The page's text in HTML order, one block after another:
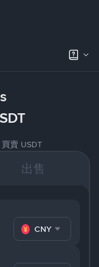
賣 USDT
出售
CNY